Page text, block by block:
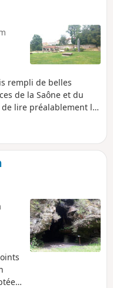
rempli de belles
de la Saône et du
lire préalablement la